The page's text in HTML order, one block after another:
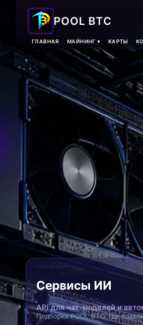
POOL BTC
ГЛАВНАЯ МАЙНИНГ ▾ КАРТЫ
Сервисы ИИ
API для чат-моделей и
Подборка POOL BTC: где